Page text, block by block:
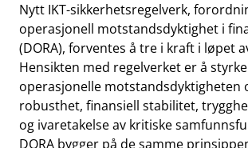
Nytt IKT-sikkerhetsregelverk,
operasjonell motstandsdyktighet i
(DORA), forventes å tre i kraft i løpet
Hensikten med regelverket er å
operasjonelle motstandsdyktigheten
robusthet, finansiell stabilitet,
og ivaretakelse av kritiske
DORA bygger på de samme